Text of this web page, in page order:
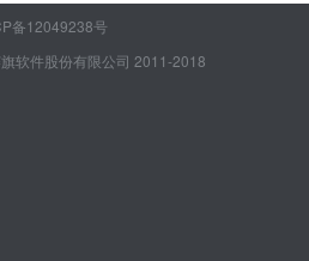
备12049238号
软件股份有限公司 2011-2018